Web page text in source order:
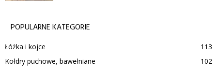
POPULARNE KATEGORIE
Łóżka i kojce
113
Kołdry puchowe, bawełniane
102